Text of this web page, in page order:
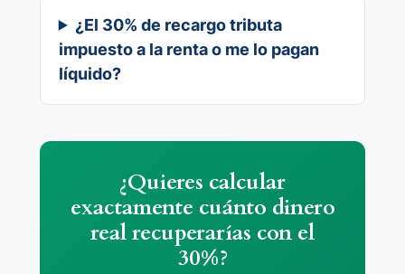
¿El 30% de recargo tributa
impuesto a la renta o me lo pagan
líquido?
¿Quieres calcular
exactamente cuánto dinero
real recuperarías con el
30%?